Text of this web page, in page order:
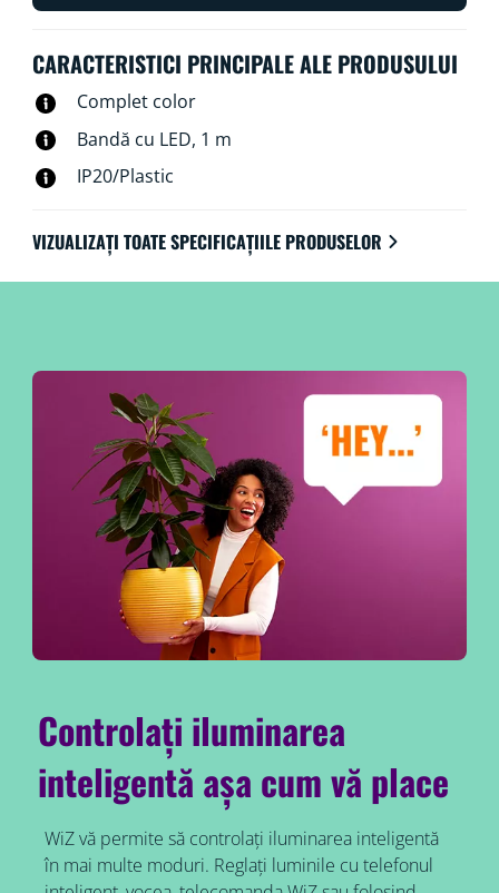
CARACTERISTICI PRINCIPALE ALE PRODUSULUI
Complet color
Bandă cu LED, 1 m
IP20/Plastic
VIZUALIZAȚI TOATE SPECIFICAȚIILE PRODUSELOR
Controlați iluminarea
inteligentă așa cum vă place
WiZ vă permite să controlați iluminarea inteligentă
în mai multe moduri. Reglați luminile cu telefonul